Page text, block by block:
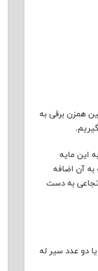
همزن برقی به
به این مایه
به آن اضافه
و ارتجاعی به دست
با یک یا دو عدد سیر له